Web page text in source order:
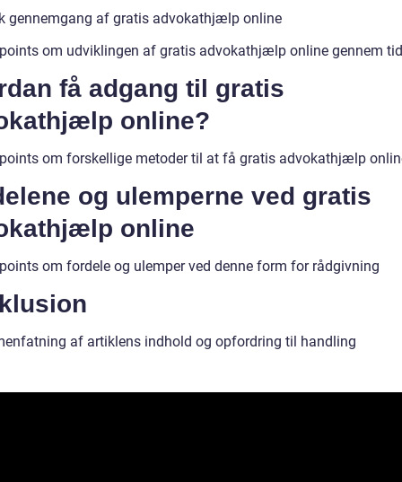
gennemgang af gratis advokathjælp online
om udviklingen af gratis advokathjælp online gennem
få adgang til gratis
online?
om forskellige metoder til at få gratis advokathjælp
og ulemperne ved gratis
online
om fordele og ulemper ved denne form for rådgivning
af artiklens indhold og opfordring til handling